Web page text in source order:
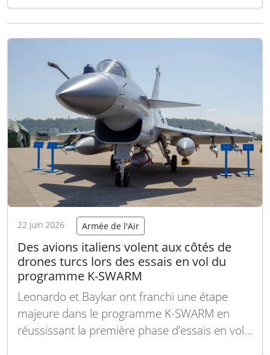
entre l’avion d’entraînement avancé italien M-
avancée majeure dans l’intégration des
drones…Lire la suite
22 juin 2026 Armée de l'Air
Des avions italiens volent aux côtés de
drones turcs lors des essais en vol du
programme K-SWARM
Leonardo et Baykar ont franchi une étape
majeure dans le programme K-SWARM en
réussissant la première phase d’essais en vol